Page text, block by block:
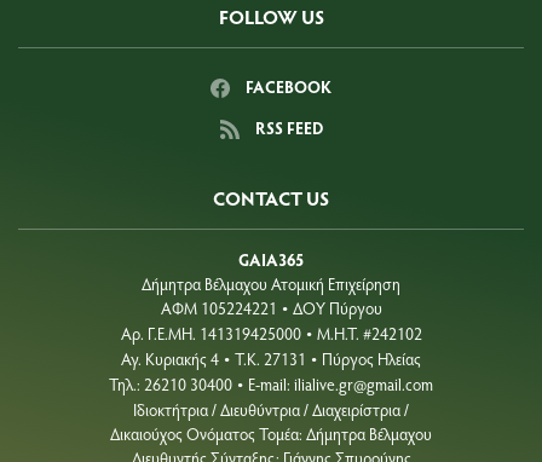
FOLLOW US
FACEBOOK
RSS FEED
CONTACT US
GAIA365
Δήμητρα Βέλμαχου Ατομική Επιχείρηση
ΑΦΜ 105224221 • ΔΟΥ Πύργου
Aρ. Γ.Ε.ΜΗ. 141319425000 • Μ.Η.Τ. #242102
Αγ. Κυριακής 4 • Τ.Κ. 27131 • Πύργος Ηλείας
Τηλ.: 26210 30400 • E-mail: ilialive.gr@gmail.com
Ιδιοκτήτρια / Διευθύντρια / Διαχειρίστρια /
Δικαιούχος Ονόματος Τομέα: Δήμητρα Βέλμαχου